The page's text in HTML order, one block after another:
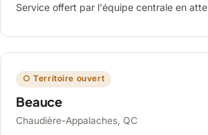
Service offert par l'équipe centrale en
○ Territoire ouvert
Beauce
Chaudière-Appalaches, QC